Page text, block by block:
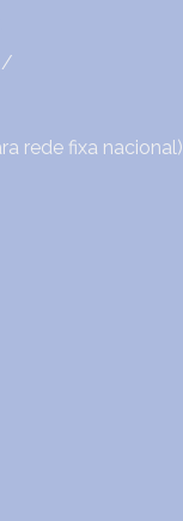
/
rede fixa nacional)